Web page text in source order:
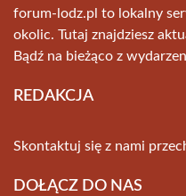
forum-lodz.pl to lokalny
okolic. Tutaj znajdziesz
Bądź na bieżąco z
REDAKCJA
Skontaktuj się z nami
DOŁĄCZ DO NAS